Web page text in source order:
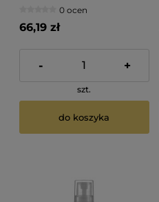
0 ocen
66,19 zł
- +
szt.
do koszyka